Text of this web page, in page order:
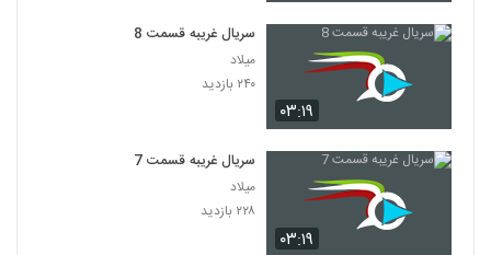
۰۳:۱۹
سریال غریبه قسمت 8
میلاد
۲۴۰ بازدید
۰۳:۱۹
سریال غریبه قسمت 7
میلاد
۲۲۸ بازدید